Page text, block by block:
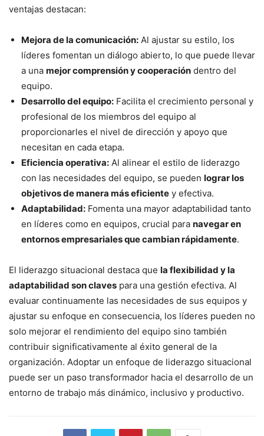
ventajas destacan:
Mejora de la comunicación: Al ajustar su estilo, los
líderes fomentan un diálogo abierto, lo que puede llevar
a una mejor comprensión y cooperación dentro del
equipo.
Desarrollo del equipo: Facilita el crecimiento personal y
profesional de los miembros del equipo al
proporcionarles el nivel de dirección y apoyo que
necesitan en cada etapa.
Eficiencia operativa: Al alinear el estilo de liderazgo
con las necesidades del equipo, se pueden lograr los
objetivos de manera más eficiente y efectiva.
Adaptabilidad: Fomenta una mayor adaptabilidad tanto
en líderes como en equipos, crucial para navegar en
entornos empresariales que cambian rápidamente.
El liderazgo situacional destaca que la flexibilidad y la
adaptabilidad son claves para una gestión efectiva. Al
evaluar continuamente las necesidades de sus equipos y
ajustar su enfoque en consecuencia, los líderes pueden no
solo mejorar el rendimiento del equipo sino también
contribuir significativamente al éxito general de la
organización. Adoptar un enfoque de liderazgo situacional
puede ser un paso transformador hacia el desarrollo de un
entorno de trabajo más dinámico, inclusivo y productivo.